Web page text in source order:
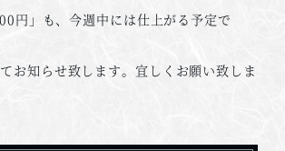
円」も、今週中には仕上がる予定で
お知らせ致します。宜しくお願い致しま